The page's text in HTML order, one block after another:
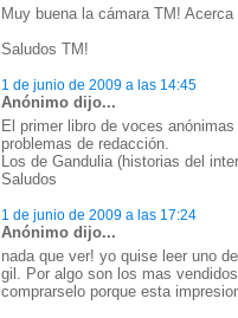
Muy buena la cámara TM!
Saludos TM!
1 de junio de 2009 a las 14:45
Anónimo dijo...
El primer libro de voces
problemas de redacción.
Los de Gandulia (historias del
Saludos
1 de junio de 2009 a las 17:24
Anónimo dijo...
nada que ver! yo quise leer uno
gil. Por algo son los mas
comprarselo porque esta